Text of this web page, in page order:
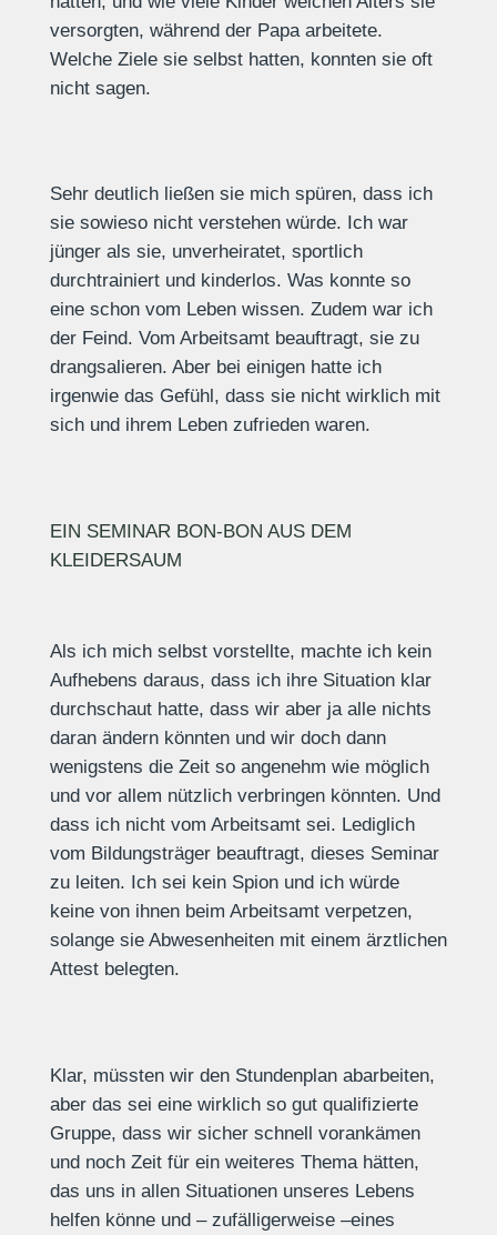
versorgten, während der Papa arbeitete.
Welche Ziele sie selbst hatten, konnten sie oft
nicht sagen.
Sehr deutlich ließen sie mich spüren, dass ich
sie sowieso nicht verstehen würde. Ich war
jünger als sie, unverheiratet, sportlich
durchtrainiert und kinderlos. Was konnte so
eine schon vom Leben wissen. Zudem war ich
der Feind. Vom Arbeitsamt beauftragt, sie zu
drangsalieren. Aber bei einigen hatte ich
irgenwie das Gefühl, dass sie nicht wirklich mit
sich und ihrem Leben zufrieden waren.
EIN SEMINAR BON-BON AUS DEM
KLEIDERSAUM
Als ich mich selbst vorstellte, machte ich kein
Aufhebens daraus, dass ich ihre Situation klar
durchschaut hatte, dass wir aber ja alle nichts
daran ändern könnten und wir doch dann
wenigstens die Zeit so angenehm wie möglich
und vor allem nützlich verbringen könnten. Und
dass ich nicht vom Arbeitsamt sei. Lediglich
vom Bildungsträger beauftragt, dieses Seminar
zu leiten. Ich sei kein Spion und ich würde
keine von ihnen beim Arbeitsamt verpetzen,
solange sie Abwesenheiten mit einem ärztlichen
Attest belegten.
Klar, müssten wir den Stundenplan abarbeiten,
aber das sei eine wirklich so gut qualifizierte
Gruppe, dass wir sicher schnell vorankämen
und noch Zeit für ein weiteres Thema hätten,
das uns in allen Situationen unseres Lebens
helfen könne und – zufälligerweise –eines